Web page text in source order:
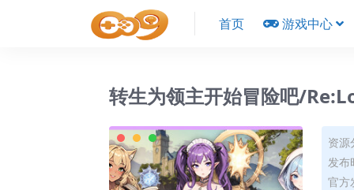
首页 游戏中心
转生为领主开始冒险吧/
资
发布
官方